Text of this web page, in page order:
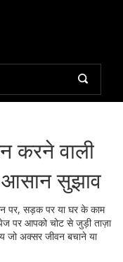
करने वाली
सुझाव
पर, सड़क पर या घर के काम
पर आपको चोट से जुड़ी ताज़ा
जो अक्सर जीवन बचाने या